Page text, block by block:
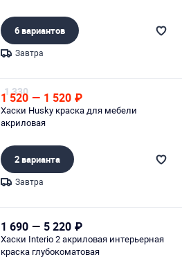
6 вариантов
Завтра
1 330
1 520 — 1 520 ₽
Хаски Husky краска для мебели
акриловая
2 варианта
Завтра
1 690 — 5 220 ₽
Хаски Interio 2 акриловая интерьерная
краска глубокоматовая